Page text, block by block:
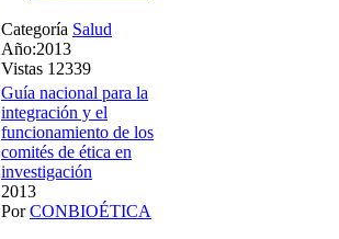
Categoría Salud
Año:2013
Vistas 12339
Guía nacional para la
integración y el
funcionamiento de los
comités de ética en
investigación
2013
PorCONBIOÉTICA